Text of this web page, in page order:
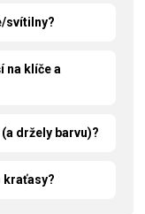
svítilny?
na klíče a
držely barvu)?
kraťasy?